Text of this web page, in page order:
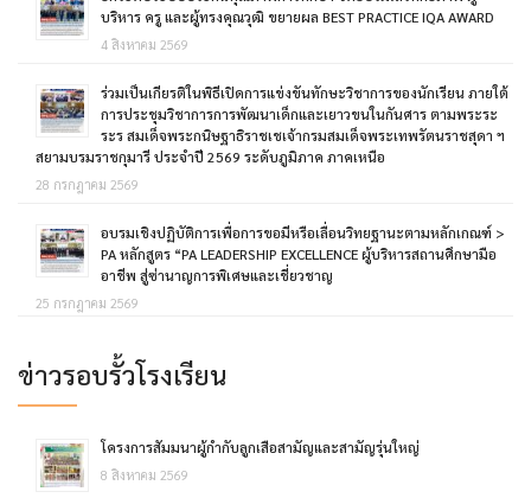
บริหาร ครู และผู้ทรงคุณวุฒิ ขยายผล BEST PRACTICE IQA AWARD
4 สิงหาคม 2569
ร่วมเป็นเกียรติในพิธีเปิดการแข่งขันทักษะวิชาการของนักเรียน ภายใต้
การประชุมวิชาการการพัฒนาเด็กและเยาวขนในกันศาร ตามพระระ
ระร สมเด็จพระกนิษฐาธิราชเชเจ้ากรมสมเด็จพระเทพรัตนราชสุดา ฯ
สยามบรมราชกุมารี ประจำปี 2569 ระดับภูมิภาค ภาคเหนือ
28 กรกฎาคม 2569
อบรมเชิงปฏิบัติการเพื่อการขอมีหรือเลื่อนวิทยฐานะตามหลักเกณฑ์ >
PA หลักสูตร “PA LEADERSHIP EXCELLENCE ผู้บริหารสถานศึกษามือ
อาชีพ สู่ซ่านาญการพิเศษและเชี่ยวชาญ
25 กรกฎาคม 2569
ข่าวรอบรั้วโรงเรียน
โครงการสัมมนาผู้กำกับลูกเสือสามัญและสามัญรุ่นใหญ่
8 สิงหาคม 2569